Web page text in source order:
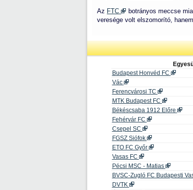
Az FTC
botrányos meccse
veresége volt elszomorító,
Budapest Honvéd FC
Vác
Ferencvárosi TC
MTK Budapest FC
Békéscsaba 1912 Előre
Fehérvár FC
Csepel SC
FGSZ Siófok
ETO FC Győr
Vasas FC
Pécsi MSC - Matias
BVSC-Zugló FC Budapesti
DVTK